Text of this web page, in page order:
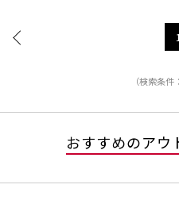
1
（検索条件
おすすめのアウ